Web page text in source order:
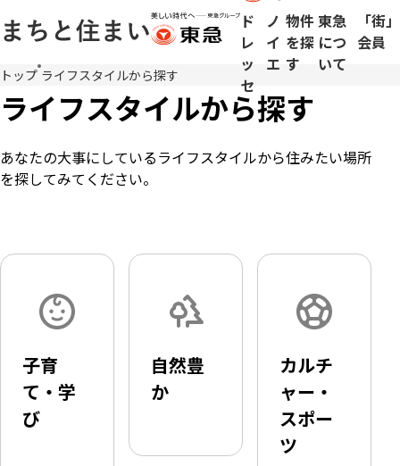
メ
イ
ン
ン
テ
移
ド
レ
ッ
セ
ノ
イ
エ
物件
を探
す
東急
につ
いて
「街」
会員
トップ ライフスタイルから探す
ライフスタイルから探す
あなたの大事にしているライフスタイルから住みたい場所
を探してみてください。
子育
て・学
び
自然豊
か
カルチ
ャー・
スポー
ツ